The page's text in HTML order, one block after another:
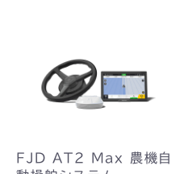
FJD AT2 Max 農機自